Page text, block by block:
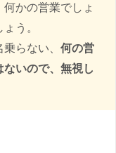
かの営業でしょ
う。
らない、 何の営
いので、無視し